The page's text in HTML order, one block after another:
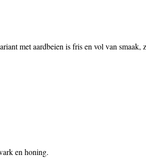
met aardbeien is fris en vol van smaak,
en honing.